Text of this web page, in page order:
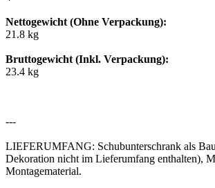
Nettogewicht (Ohne Verpackung):
21.8 kg
Bruttogewicht (Inkl. Verpackung):
23.4 kg
---
LIEFERUMFANG: Schubunterschrank als
Dekoration nicht im Lieferumfang enthalten),
Montagematerial.